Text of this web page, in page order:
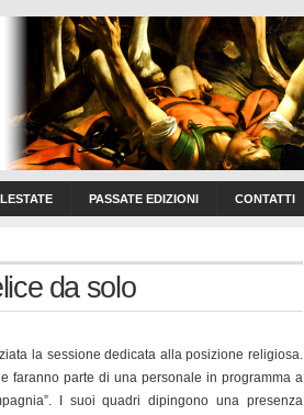
PASSATE EDIZIONI CONTATTI
da solo
la sessione dedicata alla posizione religiosa.
faranno parte di una personale in programma a
I suoi quadri dipingono una presenza